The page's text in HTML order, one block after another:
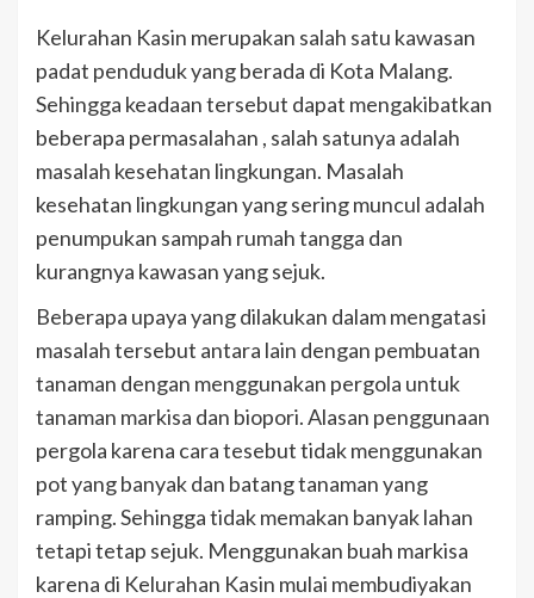
Kelurahan Kasin merupakan salah satu kawasan
padat penduduk yang berada di Kota Malang.
Sehingga keadaan tersebut dapat mengakibatkan
beberapa permasalahan , salah satunya adalah
masalah kesehatan lingkungan. Masalah
kesehatan lingkungan yang sering muncul adalah
penumpukan sampah rumah tangga dan
kurangnya kawasan yang sejuk.
Beberapa upaya yang dilakukan dalam mengatasi
masalah tersebut antara lain dengan pembuatan
tanaman dengan menggunakan pergola untuk
tanaman markisa dan biopori. Alasan penggunaan
pergola karena cara tesebut tidak menggunakan
pot yang banyak dan batang tanaman yang
ramping. Sehingga tidak memakan banyak lahan
tetapi tetap sejuk. Menggunakan buah markisa
karena di Kelurahan Kasin mulai membudiyakan